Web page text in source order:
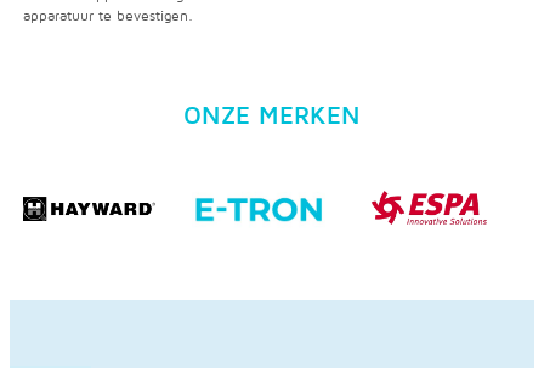
apparatuur te bevestigen.
ONZE MERKEN